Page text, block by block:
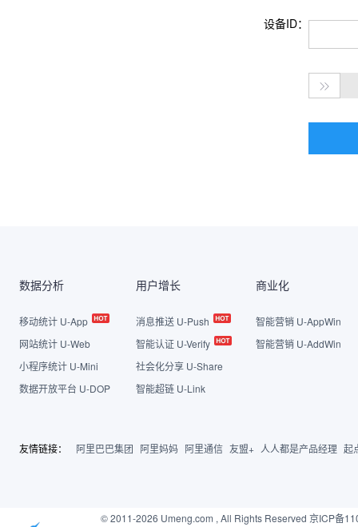
设备ID：

数据分析
移动统计 U-App
网站统计 U-Web
小程序统计 U-Mini
数据开放平台 U-DOP
用户增长
消息推送 U-Push
智能认证 U-Verify
社会化分享 U-Share
智能超链 U-Link
商业化
智能营销 U-AppWin
智能营销 U-AddWin
友情链接： 阿里巴巴集团 阿里妈妈 阿里通信 友盟+ 人人都是产品经理 起
© 2011-2026 Umeng.com , All Rights Reserved 京ICP备